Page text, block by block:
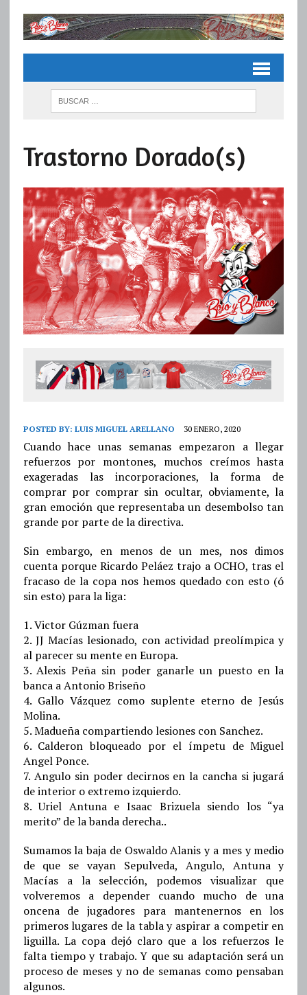
Trastorno Dorado(s)
POSTED BY: LUIS MIGUEL ARELLANO 30 ENERO, 2020
Cuando hace unas semanas empezaron a llegar
refuerzos por montones, muchos creímos hasta
exageradas las incorporaciones, la forma de
comprar por comprar sin ocultar, obviamente, la
gran emoción que representaba un desembolso tan
grande por parte de la directiva.
Sin embargo, en menos de un mes, nos dimos
cuenta porque Ricardo Peláez trajo a OCHO, tras el
fracaso de la copa nos hemos quedado con esto (ó
sin esto) para la liga:
1. Victor Gúzman fuera
2. JJ Macías lesionado, con actividad preolímpica y
al parecer su mente en Europa.
3. Alexis Peña sin poder ganarle un puesto en la
banca a Antonio Briseño
4. Gallo Vázquez como suplente eterno de Jesús
Molina.
5. Madueña compartiendo lesiones con Sanchez.
6. Calderon bloqueado por el ímpetu de Miguel
Angel Ponce.
7. Angulo sin poder decirnos en la cancha si jugará
de interior o extremo izquierdo.
8. Uriel Antuna e Isaac Brizuela siendo los “ya
merito” de la banda derecha..
Sumamos la baja de Oswaldo Alanis y a mes y medio
de que se vayan Sepulveda, Angulo, Antuna y
Macías a la selección, podemos visualizar que
volveremos a depender cuando mucho de una
oncena de jugadores para mantenernos en los
primeros lugares de la tabla y aspirar a competir en
liguilla. La copa dejó claro que a los refuerzos le
falta tiempo y trabajo. Y que su adaptación será un
proceso de meses y no de semanas como pensaban
algunos.